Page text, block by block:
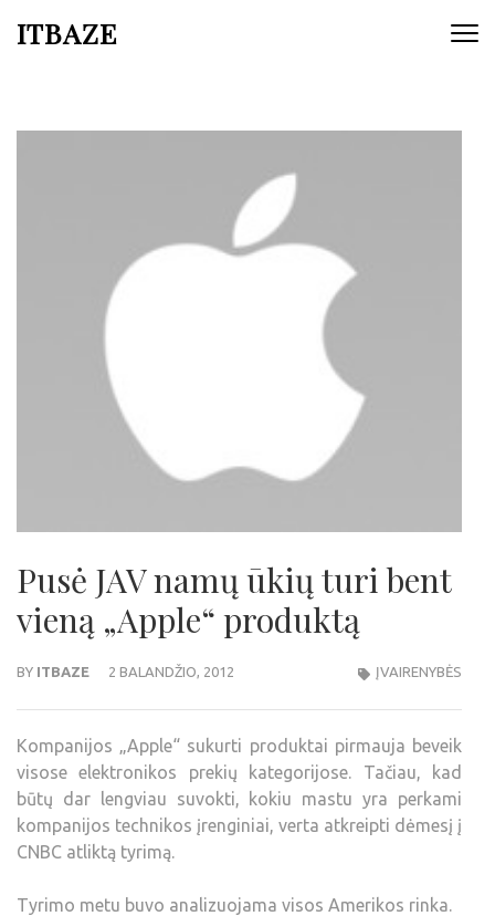
ITBAZE
Pusė JAV namų ūkių turi bent
vieną „Apple“ produktą
BY ITBAZE 2 BALANDŽIO, 2012 ĮVAIRENYBĖS
Kompanijos „Apple“ sukurti produktai pirmauja beveik
visose elektronikos prekių kategorijose. Tačiau, kad
būtų dar lengviau suvokti, kokiu mastu yra perkami
kompanijos technikos įrenginiai, verta atkreipti dėmesį į
CNBC atliktą tyrimą.
Tyrimo metu buvo analizuojama visos Amerikos rinka.